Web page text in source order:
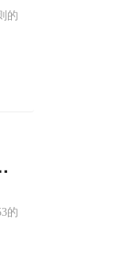
的
缺失时倒戈
的